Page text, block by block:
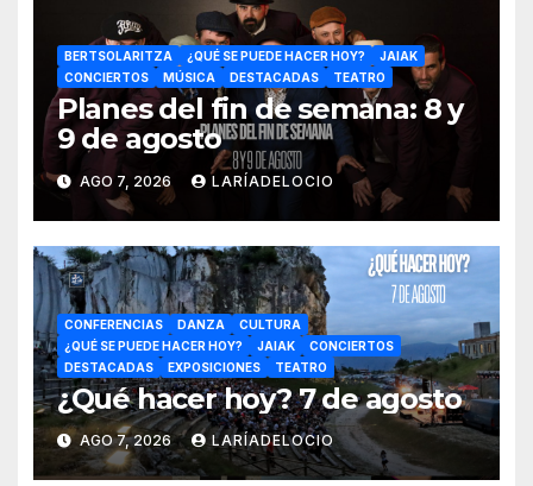
BERTSOLARITZA ¿QUÉ SE PUEDE HACER HOY?
JAIAK
CONCIERTOS
MÚSICA DESTACADAS TEATRO
Planes del fin de semana: 8 y
9 de agosto
AGO 7, 2026 LARÍADELOCIO
CONFERENCIAS DANZA
CULTURA
¿QUÉ SE PUEDE HACER HOY?
JAIAK
CONCIERTOS
DESTACADAS
EXPOSICIONES TEATRO
¿Qué hacer hoy? 7 de agosto
AGO 7, 2026 LARÍADELOCIO